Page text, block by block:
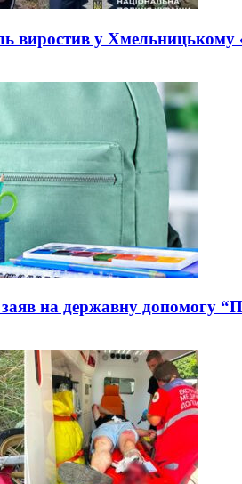
виростив у Хмельницькому
на державну допомогу